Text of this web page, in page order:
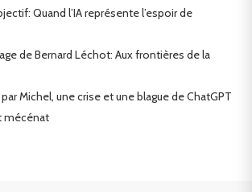
Quand l’IA représente l’espoir de
de Bernard Léchot: Aux frontières de la
Michel, une crise et une blague de ChatGPT
mécénat